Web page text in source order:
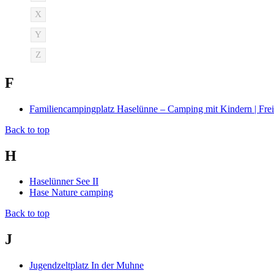
X
Y
Z
F
Familiencampingplatz Haselünne – Camping mit Kindern |
Back to top
H
Haselünner See II
Hase Nature camping
Back to top
J
Jugendzeltplatz In der Muhne